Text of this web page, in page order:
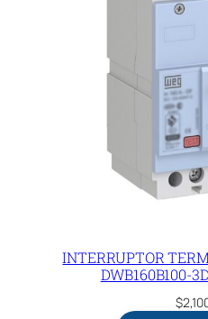
INTERRUPTOR
DWB160B100-
$